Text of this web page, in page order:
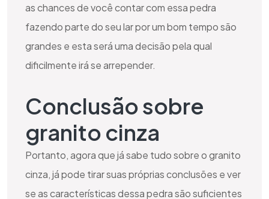
as chances de você contar com essa pedra
fazendo parte do seu lar por um bom tempo são
grandes e esta será uma decisão pela qual
dificilmente irá se arrepender.
Conclusão sobre
granito cinza
Portanto, agora que já sabe tudo sobre o granito
cinza, já pode tirar suas próprias conclusões e ver
se as características dessa pedra são suficientes